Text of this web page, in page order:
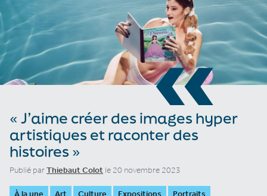
«
« J’aime créer des images hyper
artistiques et raconter des
histoires »
Publié parThiebaut Colot le 20 novembre 2023
À la une Art Culture Expositions Portraits